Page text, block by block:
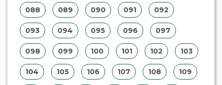
088 089 090 091 092
093 094 095 096 097
098 099 100 101 102 103
104 105 106 107 108 109